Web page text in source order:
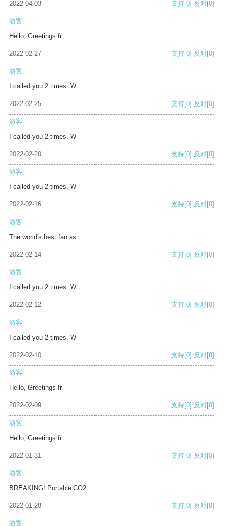
2022-04-03 支持[0] 反对[0]
游客
Hello, Greetings fr
2022-02-27 支持[0] 反对[0]
游客
I called you 2 times. W
2022-02-25 支持[0] 反对[0]
游客
I called you 2 times. W
2022-02-20 支持[0] 反对[0]
游客
I called you 2 times. W
2022-02-16 支持[0] 反对[0]
游客
The world's best fantas
2022-02-14 支持[0] 反对[0]
游客
I called you 2 times. W
2022-02-12 支持[0] 反对[0]
游客
I called you 2 times. W
2022-02-10 支持[0] 反对[0]
游客
Hello, Greetings fr
2022-02-09 支持[0] 反对[0]
游客
Hello, Greetings fr
2022-01-31 支持[0] 反对[0]
游客
BREAKING! Portable CO2
2022-01-28 支持[0] 反对[0]
游客